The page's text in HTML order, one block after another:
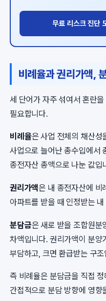
무료 리스크 진단
비례율과 권리가액,
세 단어가 자주 섞여서 혼란
필요합니다.
비례율은 사업 전체의 채산성
사업으로 늘어난 총수입에서
종전자산 총액으로 나눈 값입
권리가액은 내 종전자산에 비
아파트를 받을 때 인정받는
분담금은 새로 받을 조합원분
차액입니다. 권리가액이 분양
부담하고, 크면 환급받는 구
즉 비례율은 분담금을 직접
간접적으로 분담 방향에 영향